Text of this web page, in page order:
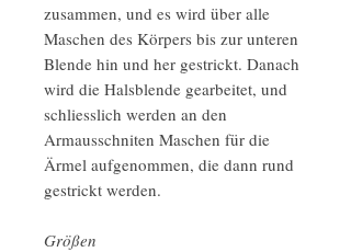
zusammen, und es wird über alle
Maschen des Körpers bis zur unteren
Blende hin und her gestrickt. Danach
wird die Halsblende gearbeitet, und
schliesslich werden an den
Armausschniten Maschen für die
Ärmel aufgenommen, die dann rund
gestrickt werden.
Größen